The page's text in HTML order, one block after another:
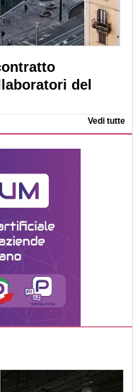
del
Vedi tutte